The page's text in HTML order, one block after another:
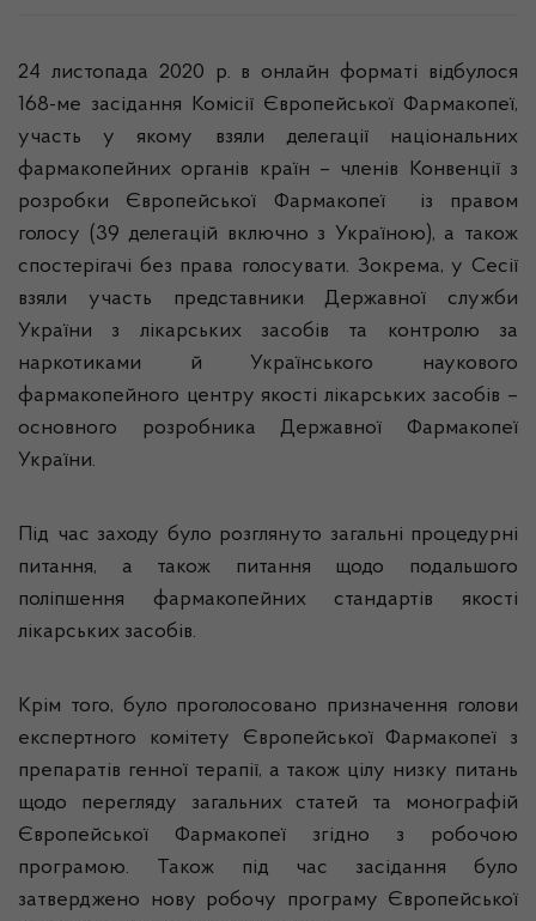
24 листопада 2020 р. в онлайн форматі відбулося
168-ме засідання Комісії Європейської Фармакопеї,
участь у якому взяли делегації національних
фармакопейних органів країн – членів Конвенції з
розробки Європейської Фармакопеї із правом
голосу (39 делегацій включно з Україною), а також
спостерігачі без права голосувати. Зокрема, у Сесії
взяли участь представники Державної служби
України з лікарських засобів та контролю за
наркотиками й Українського наукового
фармакопейного центру якості лікарських засобів –
основного розробника Державної Фармакопеї
України.
Під час заходу було розглянуто загальні процедурні
питання, а також питання щодо подальшого
поліпшення фармакопейних стандартів якості
лікарських засобів.
Крім того, було проголосовано призначення голови
експертного комітету Європейської Фармакопеї з
препаратів генної терапії, а також цілу низку питань
щодо перегляду загальних статей та монографій
Європейської Фармакопеї згідно з робочою
програмою. Також під час засідання було
затверджено нову робочу програму Європейської